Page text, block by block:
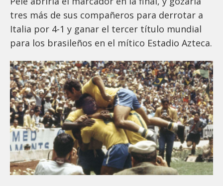
tres más de sus compañeros para derrotar a
Italia por 4-1 y ganar el tercer título mundial
para los brasileños en el mítico Estadio Azteca.